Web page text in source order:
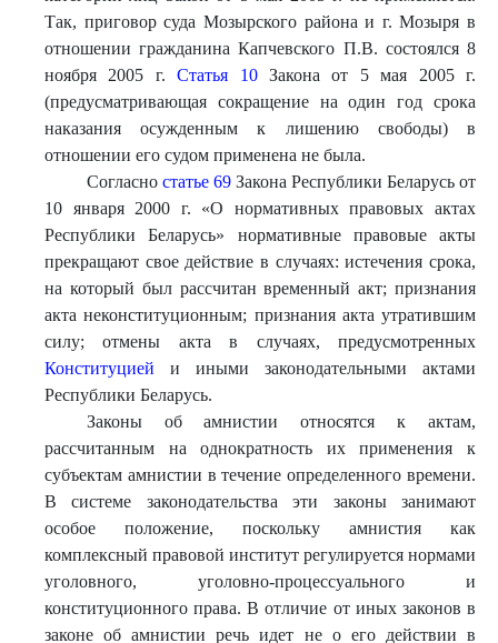
Так, приговор суда Мозырского района и г. Мозыря в
отношении гражданина Капчевского П.В. состоялся 8
ноября 2005 г.Статья 10Закона от 5 мая 2005 г.
(предусматривающая сокращение на один год срока
наказания осужденным к лишению свободы) в
отношении его судом применена не была.
Согласно статье 69Закона Республики Беларусь от
10 января 2000 г. «О нормативных правовых актах
Республики Беларусь» нормативные правовые акты
прекращают свое действие в случаях: истечения срока,
на который был рассчитан временный акт; признания
акта неконституционным; признания акта утратившим
силу; отмены акта в случаях, предусмотренных
Конституцией и иными законодательными актами
Республики Беларусь.
Законы об амнистии относятся к актам,
рассчитанным на однократность их применения к
субъектам амнистии в течение определенного времени.
В системе законодательства эти законы занимают
особое положение, поскольку амнистия как
комплексный правовой институт регулируется нормами
уголовного, уголовно-процессуального и
конституционного права. В отличие от иных законов в
законе об амнистии речь идет не о его действии в